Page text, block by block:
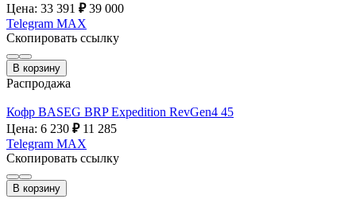
Цена: 33 391 ₽ 39 000
Telegram MAX
Скопировать ссылку
В корзину
Распродажа
Кофр BASEG BRP Expedition RevGen4 45
Цена: 6 230 ₽ 11 285
Telegram MAX
Скопировать ссылку
В корзину